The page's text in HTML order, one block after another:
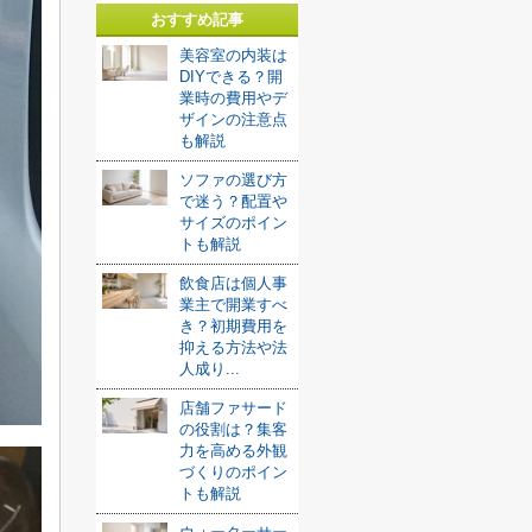
おすすめ記事
美容室の内装は
DIYできる？開
業時の費用やデ
ザインの注意点
も解説
ソファの選び方
で迷う？配置や
サイズのポイン
トも解説
飲食店は個人事
業主で開業すべ
き？初期費用を
抑える方法や法
人成り...
店舗ファサード
の役割は？集客
力を高める外観
づくりのポイン
トも解説